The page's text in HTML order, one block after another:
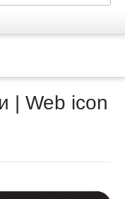
| Web icon